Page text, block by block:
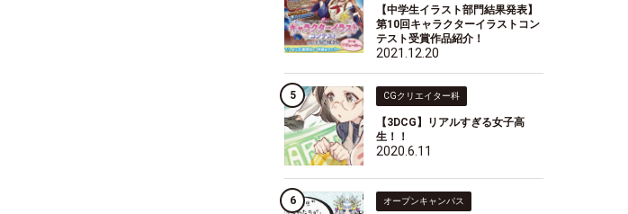
【中学生イラスト部門結果発表】
第10回キャラクターイラストコン
テスト受賞作品紹介！
2021.12.20
CGクリエイター科
【3DCG】リアルすぎる女子高
生！！
2020.6.11
オープンキャンパス